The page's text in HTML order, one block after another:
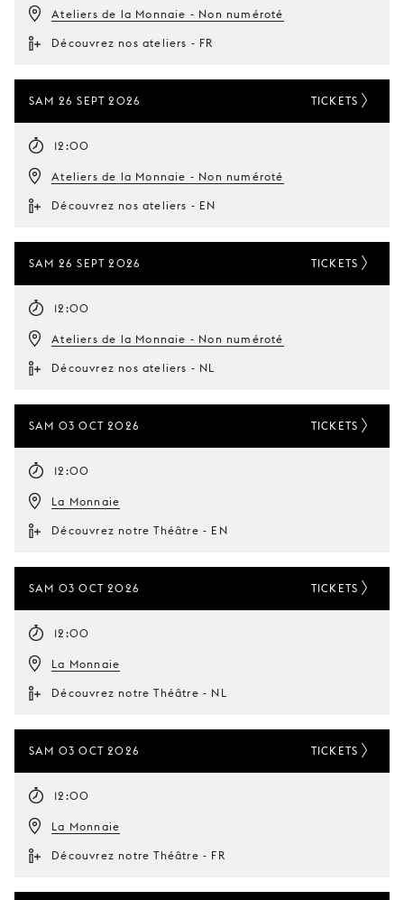
Ateliers de la Monnaie - Non numéroté
Découvrez nos ateliers - FR
SAM 26 SEPT 2026
12:00
Ateliers de la Monnaie - Non numéroté
Découvrez nos ateliers - EN
TICKETS
SAM 26 SEPT 2026
12:00
Ateliers de la Monnaie - Non numéroté
Découvrez nos ateliers - NL
TICKETS
SAM 03 OCT 2026
12:00
La Monnaie
Découvrez notre Théâtre - EN
TICKETS
SAM 03 OCT 2026
12:00
La Monnaie
Découvrez notre Théâtre - NL
TICKETS
SAM 03 OCT 2026
12:00
La Monnaie
Découvrez notre Théâtre - FR
TICKETS